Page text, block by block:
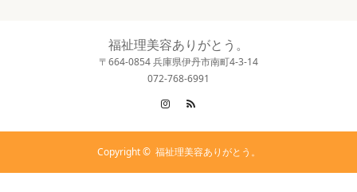
福祉理美容ありがとう。
〒664-0854 兵庫県伊丹市南町4-3-14
072-768-6991
Instagram
Copyright © 福祉理美容ありがとう。